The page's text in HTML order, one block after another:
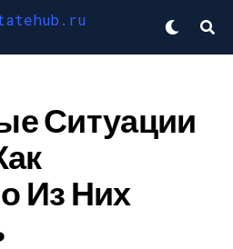
Ситуации
Из Них